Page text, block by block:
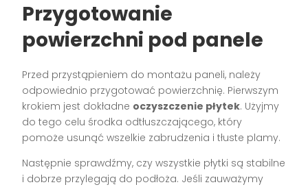
Przygotowanie
powierzchni pod panele
Przed przystąpieniem do montażu paneli, należy
odpowiednio przygotować powierzchnię. Pierwszym
krokiem jest dokładne oczyszczenie płytek. Użyjmy
do tego celu środka odtłuszczającego, który
pomoże usunąć wszelkie zabrudzenia i tłuste plamy.
Następnie sprawdźmy, czy wszystkie płytki są stabilne
i dobrze przylegają do podłoża. Jeśli zauważymy